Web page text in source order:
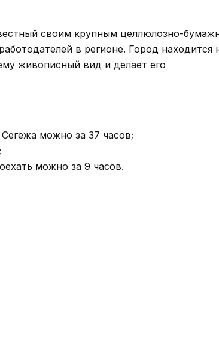
своим крупным целлюлозно-
в регионе. Город находится
живописный вид и делает его
можно за 37 часов;
можно за 9 часов.